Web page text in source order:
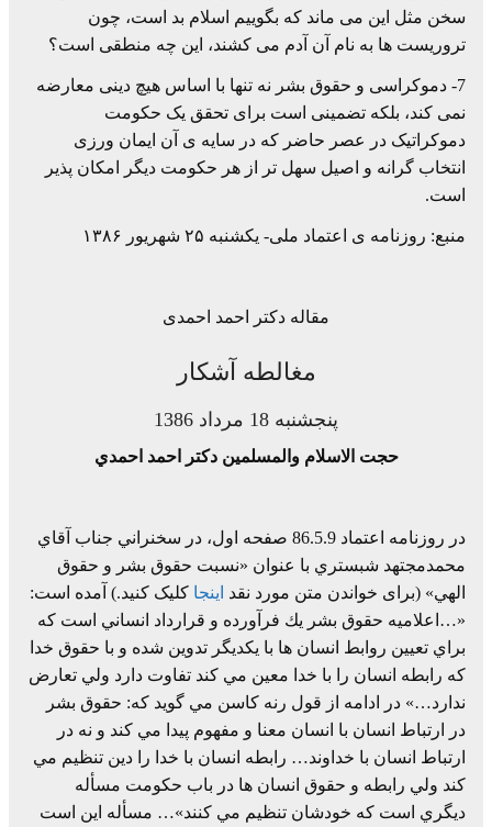
سخن مثل این می ماند که بگوییم اسلام بد است، چون
تروریست ها به نام آن آدم می کشند، این چه منطقی است؟
7- دموکراسی و حقوق بشر نه تنها با اساس هیچ دینی معارضه
نمی کند، بلکه تضمینی است برای تحقق یک حکومت
دموکراتیک در عصر حاضر که در سایه ی آن ایمان ورزی
انتخاب گرانه و اصیل سهل تر از هر حکومت دیگر امکان پذیر
است.
منبع: روزنامه ی اعتماد ملی- یکشنبه ۲۵ شهریور ۱۳۸۶
مقاله دکتر احمد احمدی
مغالطه آشكار
پنجشنبه 18 مرداد 1386
حجت الاسلام والمسلمين دكتر احمد احمدي
در روزنامه اعتماد 86.5.9 صفحه اول، در سخنراني جناب آقاي
محمدمجتهد شبستري با عنوان «نسبت حقوق بشر و حقوق
الهي» (برای خواندن متن مورد نقد اینجا کلیک کنید.) آمده است:
«…اعلاميه حقوق بشر يك فرآورده و قرارداد انساني است كه
براي تعيين روابط انسان ها با يكديگر تدوين شده و با حقوق خدا
كه رابطه انسان را با خدا معين مي كند تفاوت دارد ولي تعارض
ندارد…» در ادامه از قول رنه كاسن مي گويد كه: حقوق بشر
در ارتباط انسان با انسان معنا و مفهوم پيدا مي كند و نه در
ارتباط انسان با خداوند… رابطه انسان با خدا را دين تنظيم مي
كند ولي رابطه و حقوق انسان ها در باب حكومت مسأله
ديگري است كه خودشان تنظيم مي كنند»… مسأله اين است